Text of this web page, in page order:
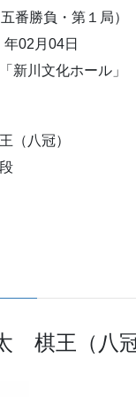
番勝負・第１局）
02月04日
新川文化ホール」
八冠）
棋王（八